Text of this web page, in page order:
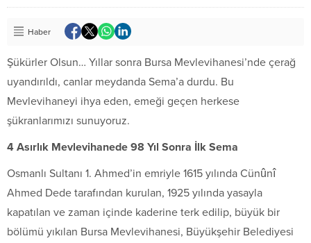
Haber
Şükürler Olsun… Yıllar sonra Bursa Mevlevihanesi’nde çerağ
uyandırıldı, canlar meydanda Sema’a durdu. Bu
Mevlevihaneyi ihya eden, emeği geçen herkese
şükranlarımızı sunuyoruz.
4 Asırlık Mevlevihanede 98 Yıl Sonra İlk Sema
Osmanlı Sultanı 1. Ahmed’in emriyle 1615 yılında Cünûnî
Ahmed Dede tarafından kurulan, 1925 yılında yasayla
kapatılan ve zaman içinde kaderine terk edilip, büyük bir
bölümü yıkılan Bursa Mevlevihanesi, Büyükşehir Belediyesi